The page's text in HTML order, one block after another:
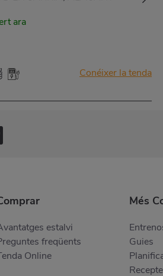
ara
Conéixer la tenda
estalvi
freqüents
Online
Més
Guies